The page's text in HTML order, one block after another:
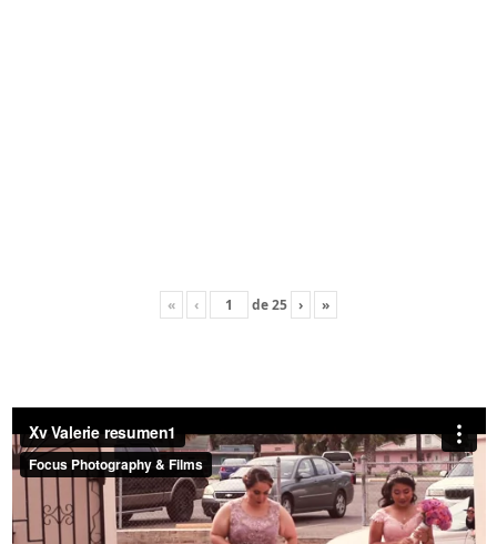
« ‹ de25 › »